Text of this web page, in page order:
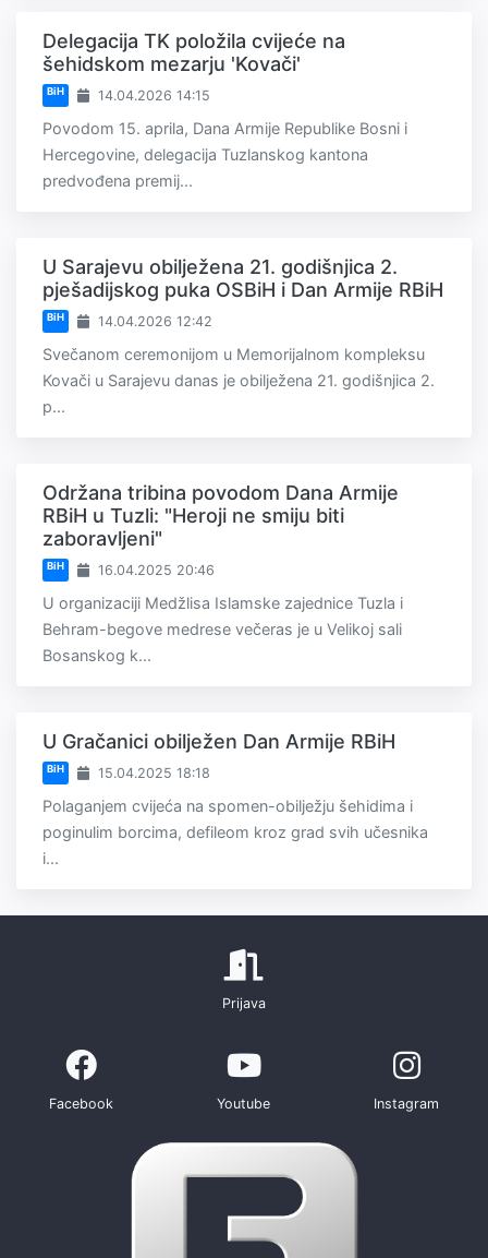
Delegacija TK položila cvijeće na
šehidskom mezarju 'Kovači'
BiH 14.04.2026 14:15
Povodom 15. aprila, Dana Armije Republike Bosni i
Hercegovine, delegacija Tuzlanskog kantona
predvođena premij...
U Sarajevu obilježena 21. godišnjica 2.
pješadijskog puka OSBiH i Dan Armije RBiH
BiH 14.04.2026 12:42
Svečanom ceremonijom u Memorijalnom kompleksu
Kovači u Sarajevu danas je obilježena 21. godišnjica 2.
p...
Održana tribina povodom Dana Armije
RBiH u Tuzli: "Heroji ne smiju biti
zaboravljeni"
BiH 16.04.2025 20:46
U organizaciji Medžlisa Islamske zajednice Tuzla i
Behram-begove medrese večeras je u Velikoj sali
Bosanskog k...
U Gračanici obilježen Dan Armije RBiH
BiH 15.04.2025 18:18
Polaganjem cvijeća na spomen-obilježju šehidima i
poginulim borcima, defileom kroz grad svih učesnika
i...
Prijava
Facebook Youtube Instagram